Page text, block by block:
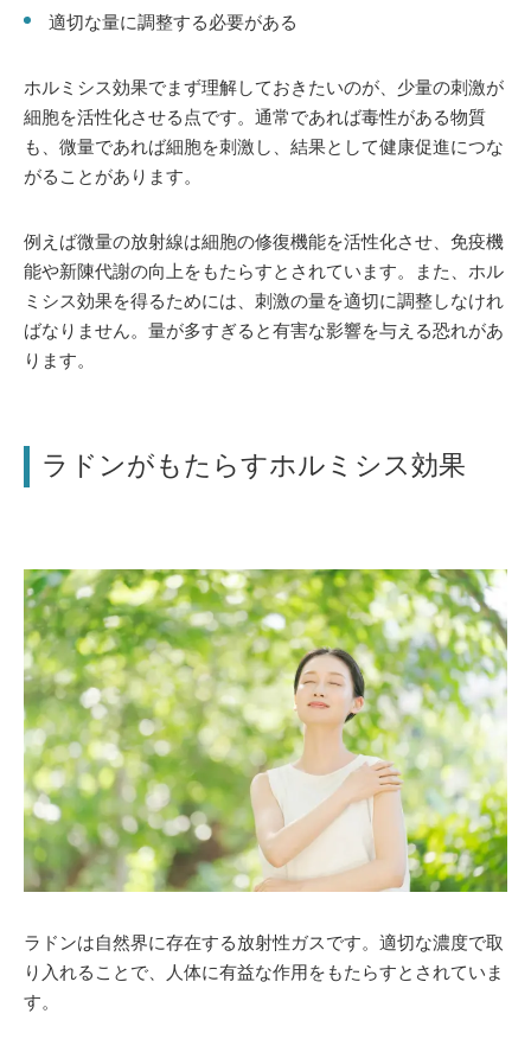
適切な量に調整する必要がある
ホルミシス効果でまず理解しておきたいのが、少量の刺激が
細胞を活性化させる点です。通常であれば毒性がある物質
も、微量であれば細胞を刺激し、結果として健康促進につな
がることがあります。
例えば微量の放射線は細胞の修復機能を活性化させ、免疫機
能や新陳代謝の向上をもたらすとされています。また、ホル
ミシス効果を得るためには、刺激の量を適切に調整しなけれ
ばなりません。量が多すぎると有害な影響を与える恐れがあ
ります。
ラドンがもたらすホルミシス効果
ラドンは自然界に存在する放射性ガスです。適切な濃度で取
り入れることで、人体に有益な作用をもたらすとされていま
す。